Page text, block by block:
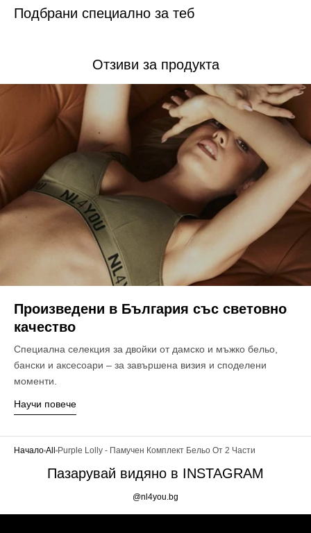
Подбрани специално за теб
Отзиви за продукта
Произведени в България със световно
качество
Специална селекция за двойки от дамско и мъжко бельо,
бански и аксесоари – за завършена визия и споделени
моменти.
Научи повече
Начало All Purple Lolly - Памучен Комплект Бельо От 2 Части
Пазарувай видяно в INSTAGRAM
@nl4you.bg